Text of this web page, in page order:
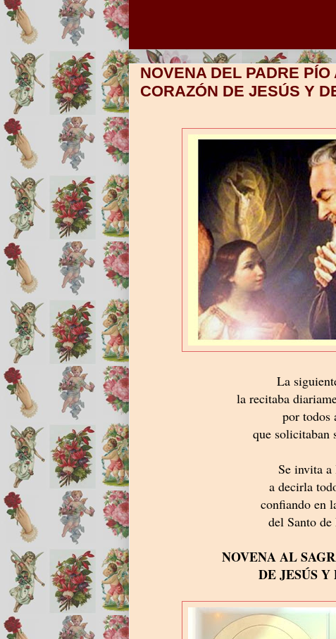
NOVENA DEL PADRE
CORAZÓN DE JESÚS Y
La
la recitaba
por todos
que solicitaban
Se invita a
a decirla
confiando en
del Santo
NOVENA AL
DE JESÚSY